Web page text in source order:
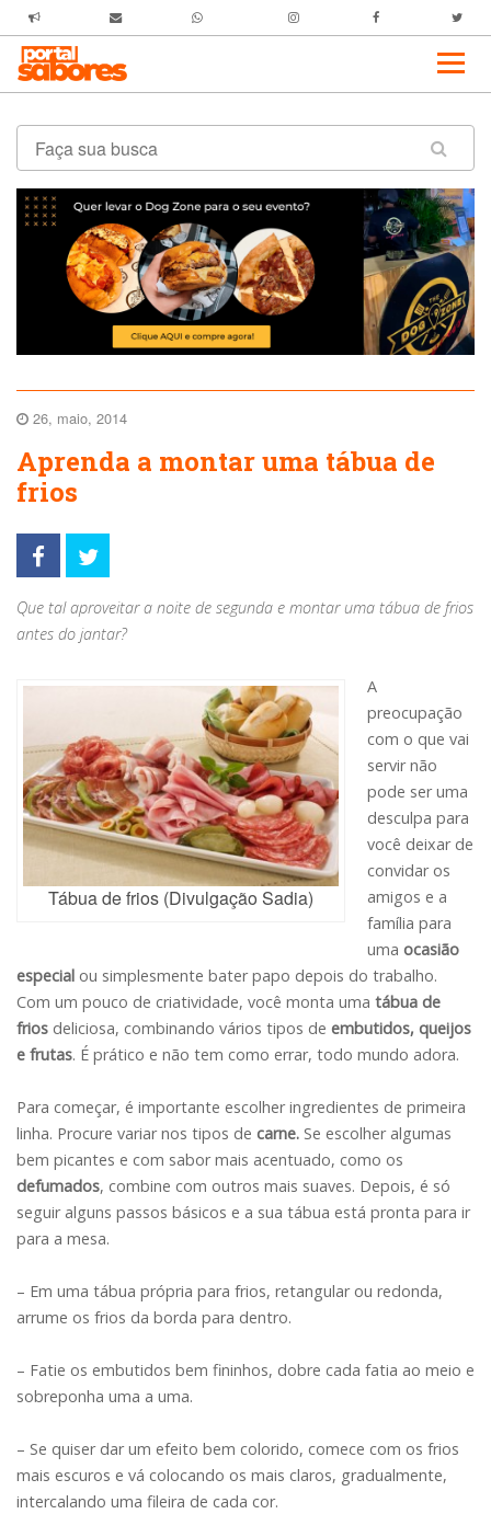
26, maio, 2014
Aprenda a montar uma tábua de
frios
Que tal aproveitar a noite de segunda e montar uma tábua de frios
antes do jantar?
Tábua de frios (Divulgação Sadia)
A
preocupação
com o que vai
servir não
pode ser uma
desculpa para
você deixar de
convidar os
amigos e a
família para
uma ocasião
especial ou simplesmente bater papo depois do trabalho.
Com um pouco de criatividade, você monta uma tábua de
frios deliciosa, combinando vários tipos de embutidos, queijos
e frutas. É prático e não tem como errar, todo mundo adora.
Para começar, é importante escolher ingredientes de primeira
linha. Procure variar nos tipos de carne. Se escolher algumas
bem picantes e com sabor mais acentuado, como os
defumados, combine com outros mais suaves. Depois, é só
seguir alguns passos básicos e a sua tábua está pronta para ir
para a mesa.
– Em uma tábua própria para frios, retangular ou redonda,
arrume os frios da borda para dentro.
– Fatie os embutidos bem fininhos, dobre cada fatia ao meio e
sobreponha uma a uma.
– Se quiser dar um efeito bem colorido, comece com os frios
mais escuros e vá colocando os mais claros, gradualmente,
intercalando uma fileira de cada cor.